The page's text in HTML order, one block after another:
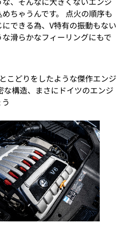
ちゃうんです。 点火の順序も
できる為、V特有の振動もない
滑らかなフィーリングにもで
こどりをしたような傑作エンジ
な構造、まさにドイツのエンジ